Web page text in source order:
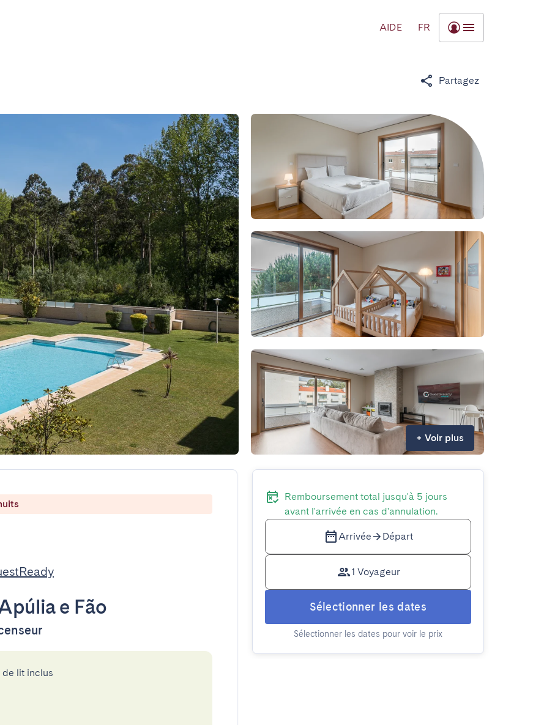
AIDE FR
Partagez
+ Voir plus
e Fão
lit inclus
Remboursement total jusqu'à 5 jours
avant l'arrivée en cas d'annulation.
Arrivée Départ
1 Voyageur
Sélectionner les dates
Sélectionner les dates pour voir le prix